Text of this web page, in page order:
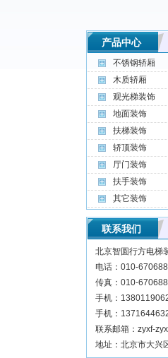
产品中心
不锈钢轿厢
木质轿厢
观光梯装饰
地面装饰
扶梯装饰
轿顶装饰
厅门装饰
扶手装饰
其它装饰
联系我们
北京智圆行方电梯
电话：010-
传真：010-
手机：
手机：
联系邮箱：zyxf-
地址：北京市大兴